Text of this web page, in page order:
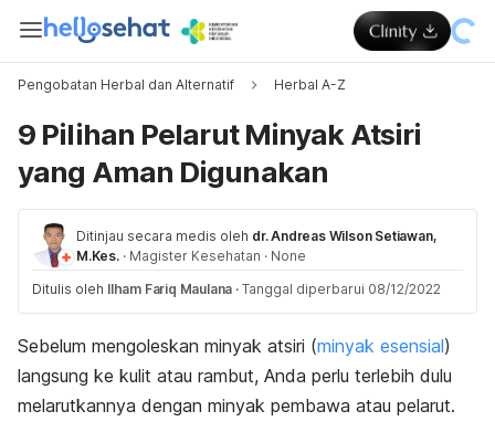
Pengobatan Herbal dan Alternatif Herbal A-Z
9 Pilihan Pelarut Minyak Atsiri
yang Aman Digunakan
Ditinjau secara medis oleh dr. Andreas Wilson Setiawan,
M.Kes. · Magister Kesehatan · None
Ditulis oleh Ilham Fariq Maulana · Tanggal diperbarui 08/12/2022
Sebelum mengoleskan minyak atsiri (minyak esensial)
langsung ke kulit atau rambut, Anda perlu terlebih dulu
melarutkannya dengan minyak pembawa atau pelarut.